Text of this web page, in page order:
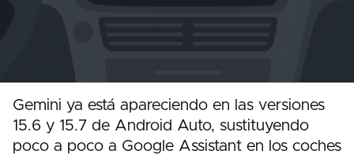
Gemini ya está apareciendo en las versiones
15.6 y 15.7 de Android Auto, sustituyendo
poco a poco a Google Assistant en los coches